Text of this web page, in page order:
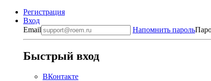
Регистрация
Вход
Email
Напомнить пароль
Быстрый вход
ВКонтакте